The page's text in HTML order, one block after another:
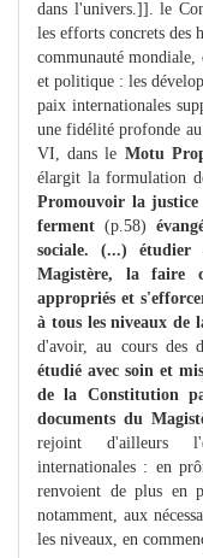
dans l'univers.]]. le
les efforts concrets des
communauté
et politique : les
paix internationales
une fidélité profonde
VI, dans le Motu
élargit la formulation
Promouvoir la
ferment (p.58)
sociale. (...) étudier
Magistère, la faire
appropriés et
à tous les niveaux de
d'avoir, au cours des
étudié avec soin et
de la Constitution
documents du
rejoint d'ailleurs
internationales : en
renvoient de plus en
notamment, aux
les niveaux, en